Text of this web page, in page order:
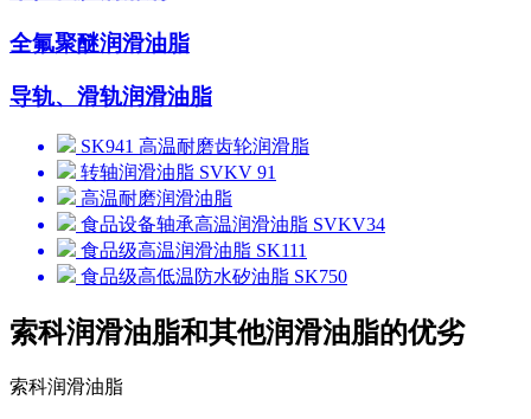
全氟聚醚润滑油脂
导轨、滑轨润滑油脂
SK941 高温耐磨齿轮润滑脂
转轴润滑油脂 SVKV 91
高温耐磨润滑油脂
食品设备轴承高温润滑油脂 SVKV34
食品级高温润滑油脂 SK111
食品级高低温防水矽油脂 SK750
索科润滑油脂和其他润滑油脂的优劣
索科润滑油脂